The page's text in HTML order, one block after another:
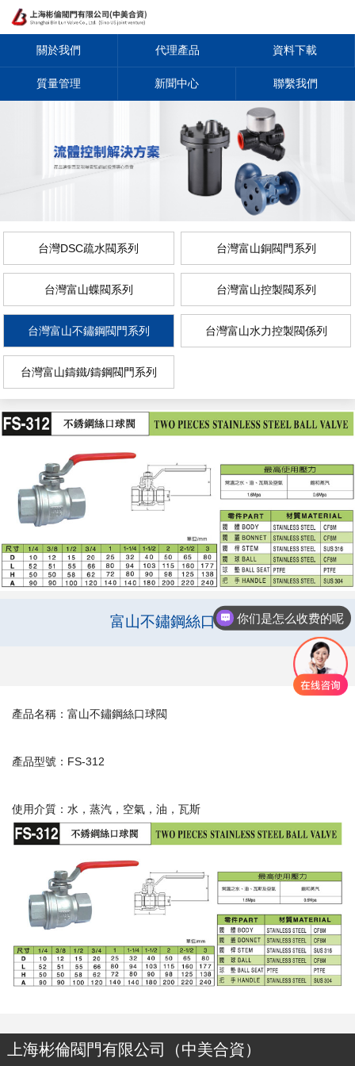
關於我們 代理產品 資料下載
質量管理 新聞中心 聯繫我們
台灣DSC疏水閥系列 台灣富山銅閥門系列
台灣富山蝶閥系列 台灣富山控製閥系列
台灣富山不鏽鋼閥門系列 台灣富山水力控製閥係列
台灣富山鑄鐵/鑄鋼閥門系列
富山不鏽鋼絲口球閥
產品名稱：富山不鏽鋼絲口球閥
產品型號：FS-312
使用介質：水，蒸汽，空氣，油，瓦斯
上海彬倫閥門有限公司（中美合資）
你们是怎么收费的呢